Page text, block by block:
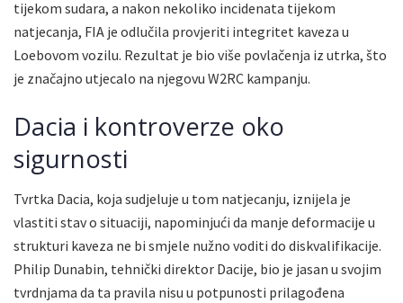
tijekom sudara, a nakon nekoliko incidenata tijekom
natjecanja, FIA je odlučila provjeriti integritet kaveza u
Loebovom vozilu. Rezultat je bio više povlačenja iz utrka, što
je značajno utjecalo na njegovu W2RC kampanju.
Dacia i kontroverze oko
sigurnosti
Tvrtka Dacia, koja sudjeluje u tom natjecanju, iznijela je
vlastiti stav o situaciji, napominjući da manje deformacije u
strukturi kaveza ne bi smjele nužno voditi do diskvalifikacije.
Philip Dunabin, tehnički direktor Dacije, bio je jasan u svojim
tvrdnjama da ta pravila nisu u potpunosti prilagođena